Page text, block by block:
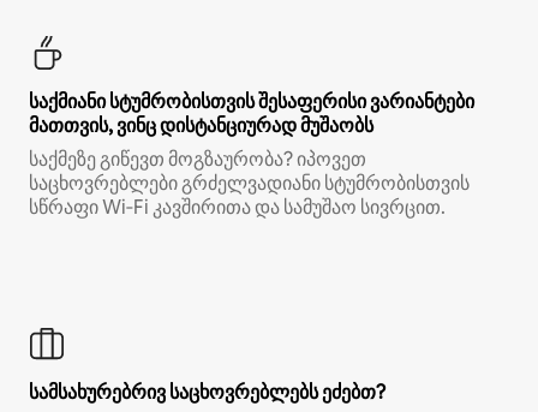
საქმიანი სტუმრობისთვის შესაფერისი ვარიანტები
მათთვის, ვინც დისტანციურად მუშაობს
საქმეზე გიწევთ მოგზაურობა? იპოვეთ
საცხოვრებლები გრძელვადიანი სტუმრობისთვის
სწრაფი Wi‑Fi კავშირითა და სამუშაო სივრცით.
სამსახურებრივ საცხოვრებლებს ეძებთ?